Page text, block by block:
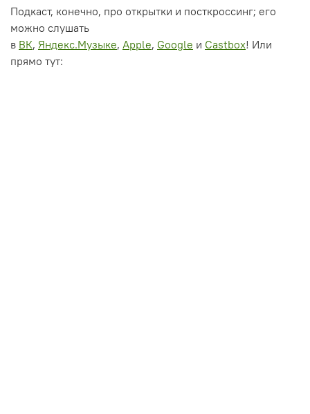
Подкаст, конечно, про открытки и посткроссинг; его
можно слушать
в ВК, Яндекс.Музыке, Apple, Google и Castbox! Или
прямо тут: